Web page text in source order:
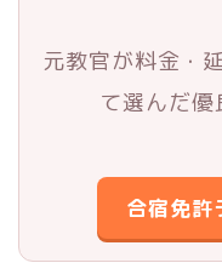
元教官が料金・
て選んだ優
合宿免